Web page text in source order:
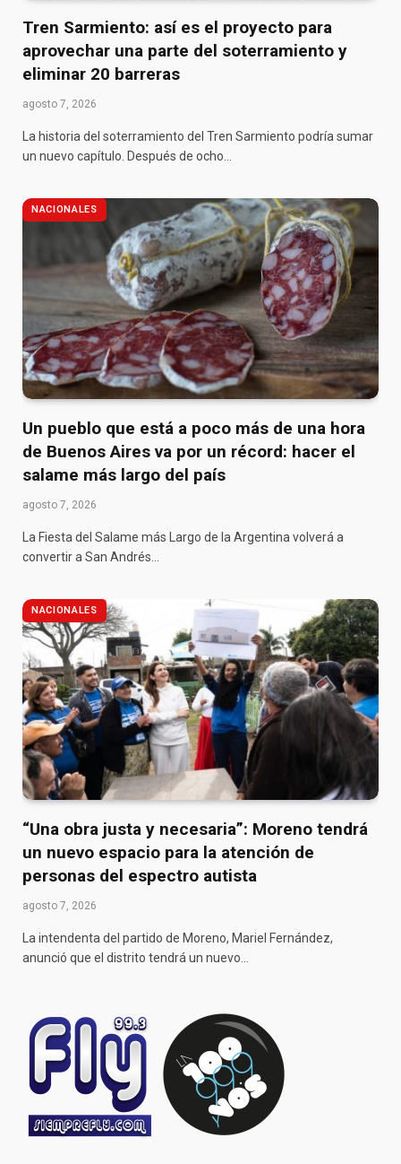
Tren Sarmiento: así es el proyecto para
aprovechar una parte del soterramiento y
eliminar 20 barreras
agosto 7, 2026
La historia del soterramiento del Tren Sarmiento podría sumar
un nuevo capítulo. Después de ocho…
NACIONALES
Un pueblo que está a poco más de una hora
de Buenos Aires va por un récord: hacer el
salame más largo del país
agosto 7, 2026
La Fiesta del Salame más Largo de la Argentina volverá a
convertir a San Andrés…
NACIONALES
“Una obra justa y necesaria”: Moreno tendrá
un nuevo espacio para la atención de
personas del espectro autista
agosto 7, 2026
La intendenta del partido de Moreno, Mariel Fernández,
anunció que el distrito tendrá un nuevo…